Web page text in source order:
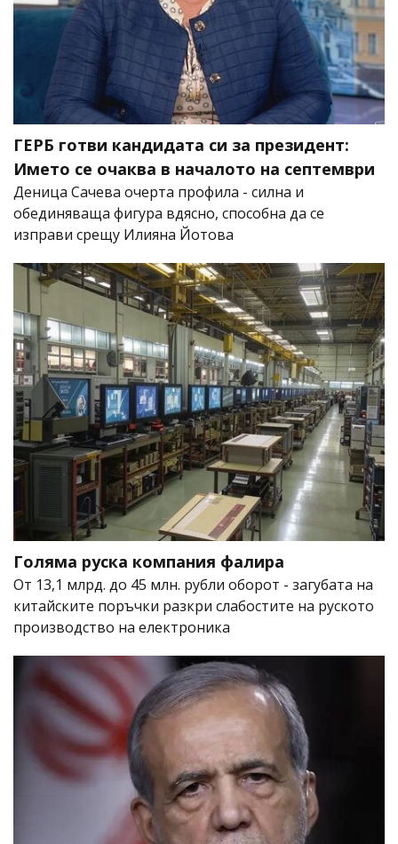
ГЕРБ готви кандидата си за президент:
Името се очаква в началото на септември
Деница Сачева очерта профила - силна и
обединяваща фигура вдясно, способна да се
изправи срещу Илияна Йотова
Голяма руска компания фалира
От 13,1 млрд. до 45 млн. рубли оборот - загубата на
китайските поръчки разкри слабостите на руското
производство на електроника